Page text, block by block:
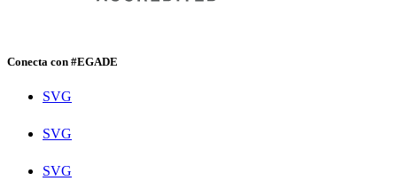
Conecta con #EGADE
SVG
SVG
SVG